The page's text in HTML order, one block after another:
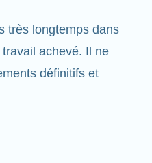
longtemps dans
achevé. Il ne
définitifs et